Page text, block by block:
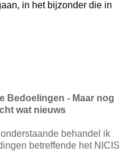
in het bijzonder die in
Bedoelingen - Maar nog
wat nieuws
onderstaande behandel ik
betreffende het NICIS